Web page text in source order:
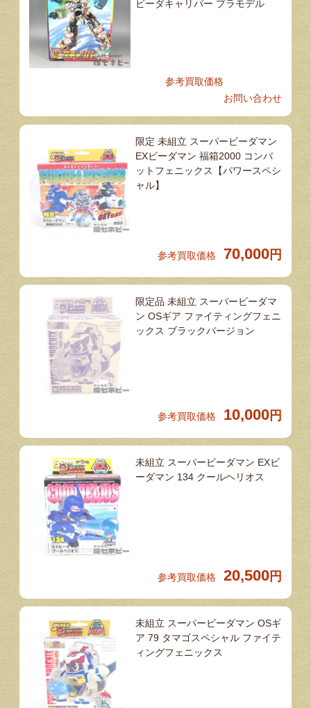
ビーダキャリバー プラモデル
参考買取価格
お問い合わせ
限定 未組立 スーパービーダマン
EXビーダマン 福箱2000 コンバ
ットフェニックス【パワースペシ
ャル】
参考買取価格 70,000 円
限定品 未組立 スーパービーダマ
ン OSギア ファイティングフェニ
ックス ブラックバージョン
参考買取価格 10,000 円
未組立 スーパービーダマン EXビ
ーダマン 134 クールヘリオス
参考買取価格 20,500 円
未組立 スーパービーダマン OSギ
ア 79 タマゴスペシャル ファイテ
ィングフェニックス